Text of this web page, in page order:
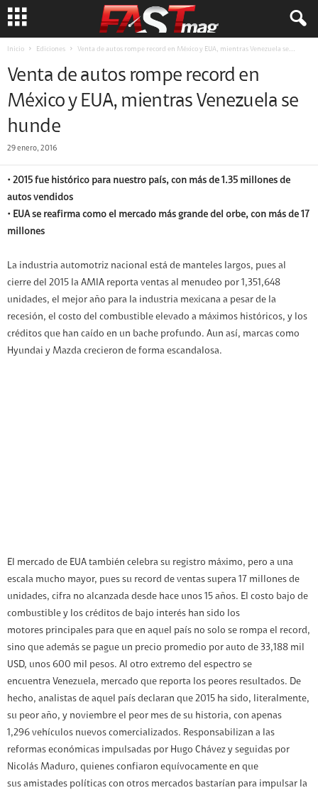
Inicio Ediciones Venta de autos rompe record en México y EUA, mientras Venezuela se...
Venta de autos rompe record en
México y EUA, mientras Venezuela se
hunde
29 enero, 2016
• 2015 fue histórico para nuestro país, con más de 1.35 millones de
autos vendidos
• EUA se reafirma como el mercado más grande del orbe, con más de 17
millones
La industria automotriz nacional está de manteles largos, pues al
cierre del 2015 la AMIA reporta ventas al menudeo por 1,351,648
unidades, el mejor año para la industria mexicana a pesar de la
recesión, el costo del combustible elevado a máximos históricos, y los
créditos que han caído en un bache profundo. Aun así, marcas como
Hyundai y Mazda crecieron de forma escandalosa.
El mercado de EUA también celebra su registro máximo, pero a una
escala mucho mayor, pues su record de ventas supera 17 millones de
unidades, cifra no alcanzada desde hace unos 15 años. El costo bajo de
combustible y los créditos de bajo interés han sido los
motores principales para que en aquel país no solo se rompa el record,
sino que además se pague un precio promedio por auto de 33,188 mil
USD, unos 600 mil pesos. Al otro extremo del espectro se
encuentra Venezuela, mercado que reporta los peores resultados. De
hecho, analistas de aquel país declaran que 2015 ha sido, literalmente,
su peor año, y noviembre el peor mes de su historia, con apenas
1,296 vehículos nuevos comercializados. Responsabilizan a las
reformas económicas impulsadas por Hugo Chávez y seguidas por
Nicolás Maduro, quienes confiaron equívocamente en que
sus amistades políticas con otros mercados bastarían para impulsar la